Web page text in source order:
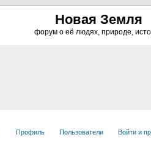
Новая Земля
форум о её людях, природе,
Профиль Пользователи Войти и